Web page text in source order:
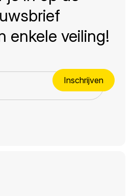
enkele veiling!
Inschrijven